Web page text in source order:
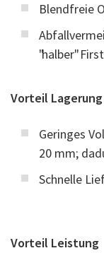
Blendfreie
"halber"
Vorteil
Geringes
20 mm;
Schnelle
Vorteil Leistung